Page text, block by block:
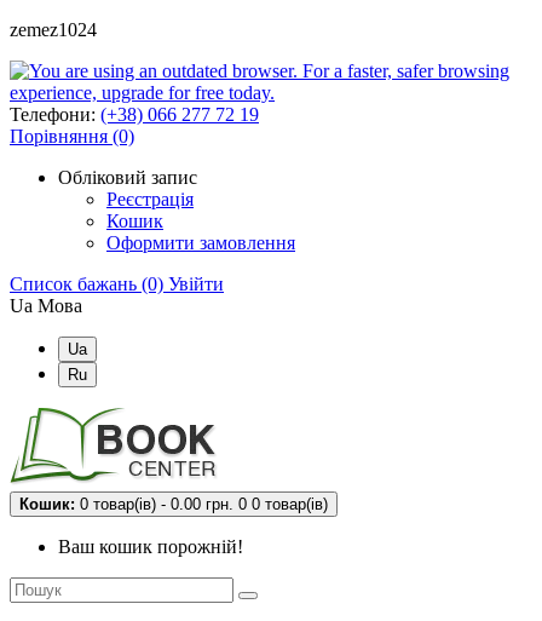
zemez1024
Телефони: (+38) 066 277 72 19
Порівняння (0)
Обліковий запис
Реєстрація
Кошик
Оформити замовлення
Список бажань (0) Увійти
Ua Мова
Ua
Ru
Кошик: 0 товар(ів) - 0.00 грн. 0 0 товар(ів)
Ваш кошик порожній!